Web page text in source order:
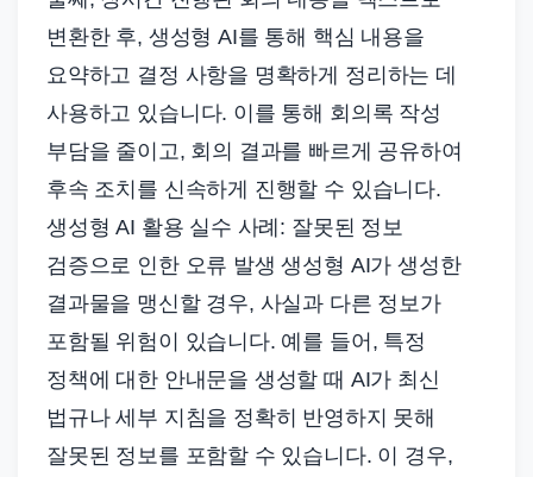
변환한 후, 생성형 AI를 통해 핵심 내용을
요약하고 결정 사항을 명확하게 정리하는 데
사용하고 있습니다. 이를 통해 회의록 작성
부담을 줄이고, 회의 결과를 빠르게 공유하여
후속 조치를 신속하게 진행할 수 있습니다.
생성형 AI 활용 실수 사례: 잘못된 정보
검증으로 인한 오류 발생 생성형 AI가 생성한
결과물을 맹신할 경우, 사실과 다른 정보가
포함될 위험이 있습니다. 예를 들어, 특정
정책에 대한 안내문을 생성할 때 AI가 최신
법규나 세부 지침을 정확히 반영하지 못해
잘못된 정보를 포함할 수 있습니다. 이 경우,